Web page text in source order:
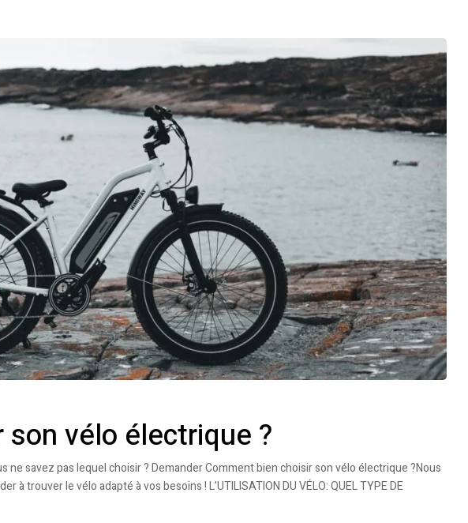
vélo électrique ?
savez pas lequel choisir ? Demander Comment bien choisir son vélo électrique ?Nous
trouver le vélo adapté à vos besoins ! L’UTILISATION DU VÉLO: QUEL TYPE DE